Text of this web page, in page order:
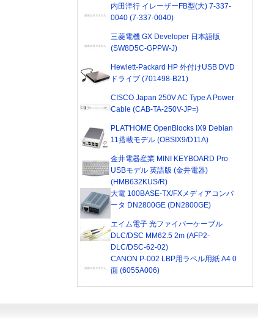
内田洋行 イレーザーFB型(大) 7-337-
0040 (7-337-0040)
三菱電機 GX Developer 日本語版
(SW8D5C-GPPW-J)
Hewlett-Packard HP 外付けUSB DVD
ドライブ (701498-B21)
CISCO Japan 250V AC Type A Power
Cable (CAB-TA-250V-JP=)
PLAT'HOME OpenBlocks IX9 Debian
11搭載モデル (OBSIX9/D11A)
金井電器産業 MINI KEYBOARD Pro
USBモデル 英語版 (金井電器)
(HMB632KUS/R)
大電 100BASE-TX/FXメディアコンバ
ータ DN2800GE (DN2800GE)
エイム電子 光ファイバーケーブル
DLC/DSC MM62.5 2m (AFP2-
DLC/DSC-62-02)
CANON P-002 LBP用ラベル用紙 A4 0
面 (6055A006)